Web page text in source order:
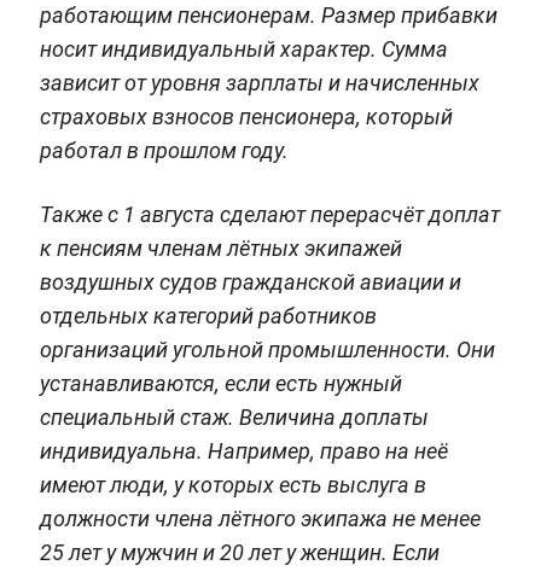
работающим пенсионерам. Размер прибавки
носит индивидуальный характер. Сумма
зависит от уровня зарплаты и начисленных
страховых взносов пенсионера, который
работал в прошлом году.
Также с 1 августа сделают перерасчёт доплат
к пенсиям членам лётных экипажей
воздушных судов гражданской авиации и
отдельных категорий работников
организаций угольной промышленности. Они
устанавливаются, если есть нужный
специальный стаж. Величина доплаты
индивидуальна. Например, право на неё
имеют люди, у которых есть выслуга в
должности члена лётного экипажа не менее
25 лет у мужчин и 20 лет у женщин. Если